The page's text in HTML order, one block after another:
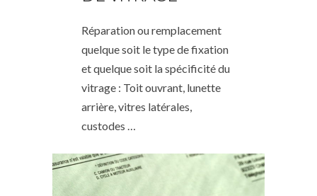
Réparation ou remplacement
quelque soit le type de fixation
et quelque soit la spécificité du
vitrage : Toit ouvrant, lunette
arrière, vitres latérales,
custodes …